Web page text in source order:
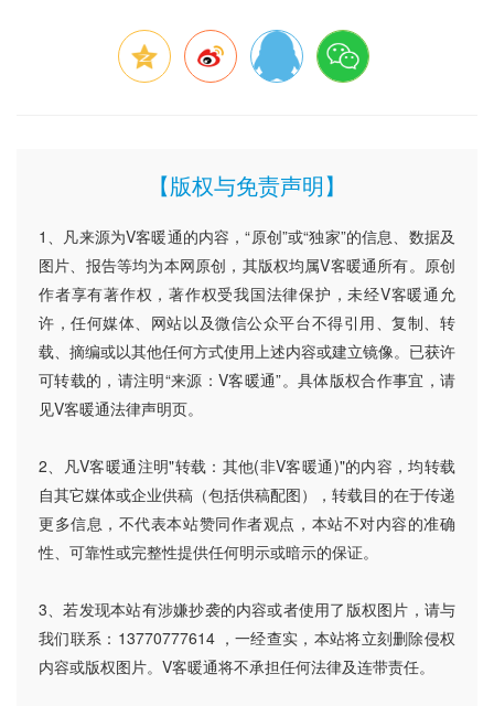
【版权与免责声明】
1、凡来源为V客暖通的内容，“原创”或“独家”的信息、数据及
图片、报告等均为本网原创，其版权均属V客暖通所有。原创
作者享有著作权，著作权受我国法律保护，未经V客暖通允
许，任何媒体、网站以及微信公众平台不得引用、复制、转
载、摘编或以其他任何方式使用上述内容或建立镜像。已获许
可转载的，请注明“来源：V客暖通”。具体版权合作事宜，请
见V客暖通法律声明页。
2、凡V客暖通注明"转载：其他(非V客暖通)"的内容，均转载
自其它媒体或企业供稿（包括供稿配图），转载目的在于传递
更多信息，不代表本站赞同作者观点，本站不对内容的准确
性、可靠性或完整性提供任何明示或暗示的保证。
3、若发现本站有涉嫌抄袭的内容或者使用了版权图片，请与
我们联系：13770777614 ，一经查实，本站将立刻删除侵权
内容或版权图片。V客暖通将不承担任何法律及连带责任。